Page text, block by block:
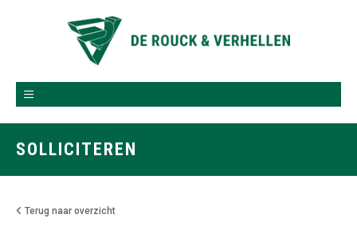
SOLLICITEREN
Terug naar overzicht